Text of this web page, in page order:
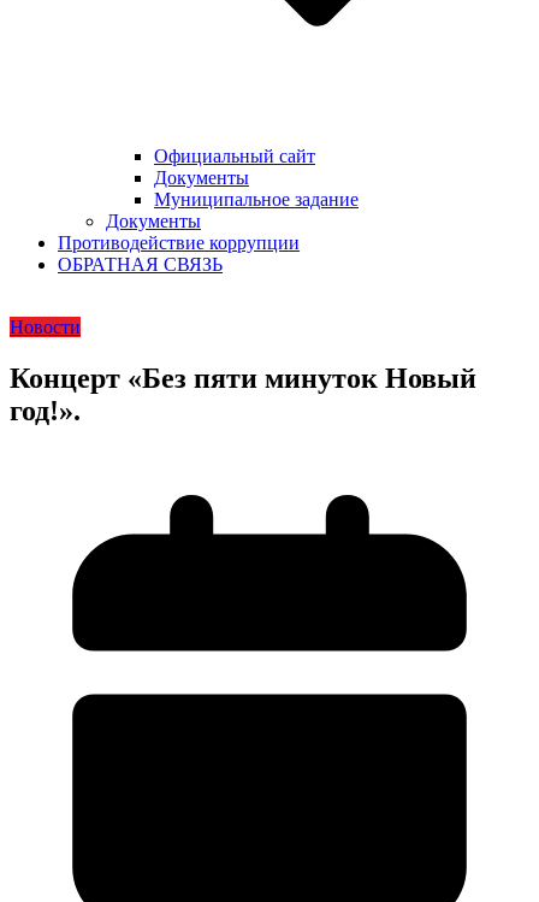
Официальный сайт
Документы
Муниципальное задание
Документы
Противодействие коррупции
ОБРАТНАЯ СВЯЗЬ
Новости
Концерт «Без пяти минуток Новый
год!».